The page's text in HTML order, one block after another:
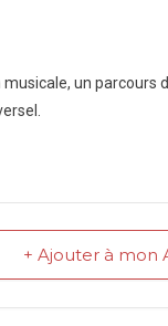
un parcours
+ Ajouter à mon